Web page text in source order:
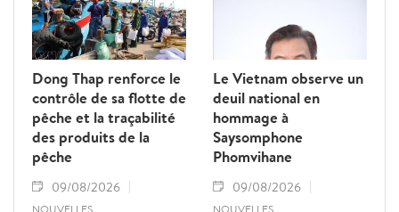
Dong Thap renforce le
contrôle de sa flotte de
pêche et la traçabilité
des produits de la
pêche
09/08/2026
Le Vietnam observe un
deuil national en
hommage à
Saysomphone
Phomvihane
09/08/2026